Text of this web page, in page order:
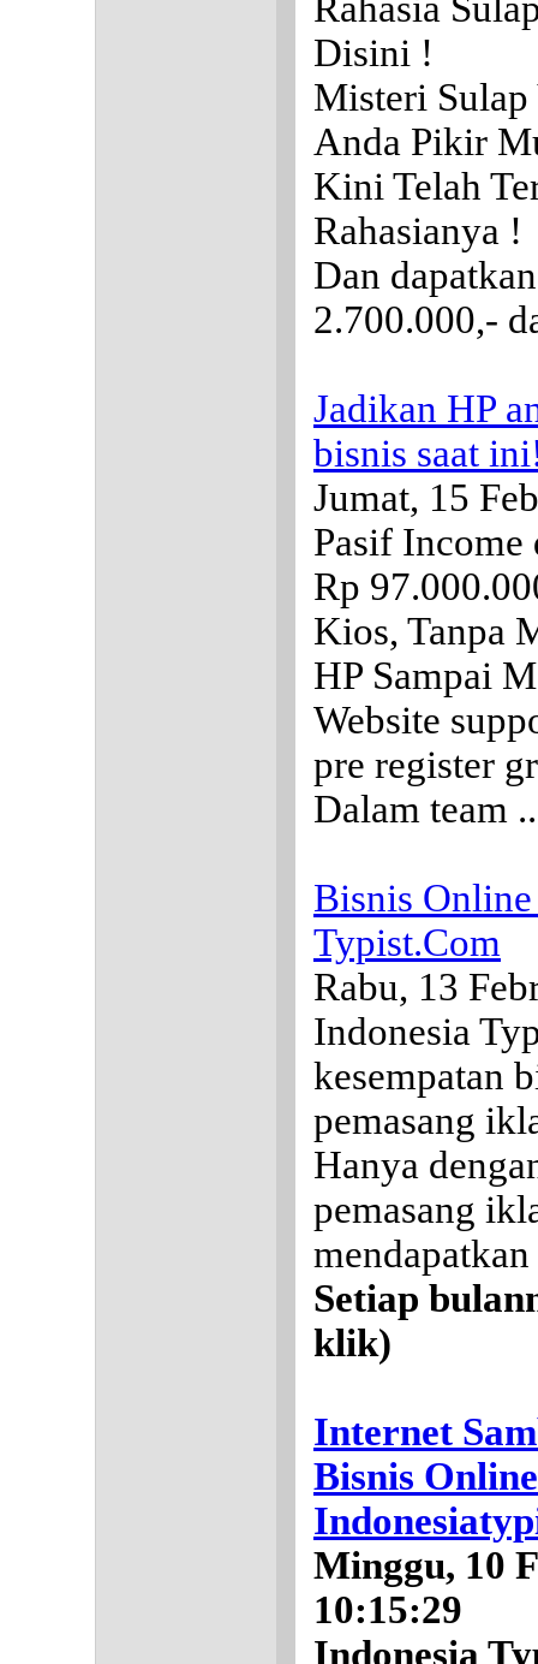
Disini !
Misteri Sulap
Anda Pikir
Kini Telah
Rahasianya !
Dan
2.700.000,-
Jadikan HP
bisnis saat
Jumat, 15
Pasif Income
Rp
Kios, Tanpa
HP Sampai
Website
pre register
Dalam team
Bisnis
Typist.Com
Rabu, 13
Indonesia
kesempatan
pemasang
Hanya
pemasang
Setiap
klik)
Internet
Bisnis
Minggu, 10
10:15:29
Indonesia